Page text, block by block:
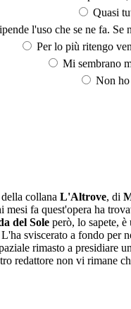
Quasi
l'uso che se ne fa.
Per lo più ritengo
Mi sembrano
Non ho
collana L'Altrove, di
mesi fa quest'opera ha
del Sole però, lo sapete,
sviscerato a fondo per
rimasto a presidiare
redattore non vi rimane